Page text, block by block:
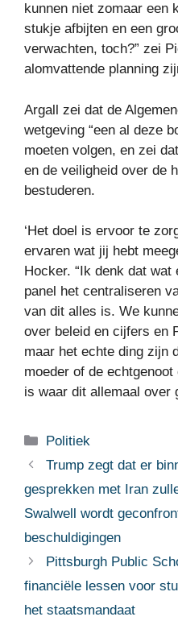
kunnen niet zomaar een
stukje afbijten en een
verwachten, toch?” zei
alomvattende planning
Argall zei dat de
wetgeving “een al deze
moeten volgen, en zei
en de veiligheid over de
bestuderen.
‘Het doel is ervoor te
ervaren wat jij hebt
Hocker. “Ik denk dat
panel het centraliseren
van dit alles is. We
over beleid en cijfers en
maar het echte ding zijn
moeder of de
is waar dit allemaal over
Categorieën
Politiek
Trump zegt dat er
gesprekken met Iran
Swalwell wordt
beschuldigingen
Pittsburgh Public
financiële lessen voor
het staatsmandaat